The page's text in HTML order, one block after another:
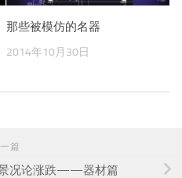
那些被模仿的名器
2014年10月30日
篇
景况论涨跌——器材篇